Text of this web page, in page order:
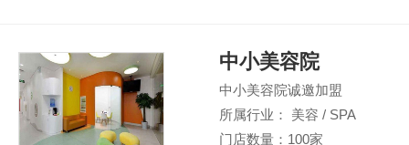
中小美容院
中小美容院诚邀加盟
所属行业： 美容 / SPA
门店数量：100家